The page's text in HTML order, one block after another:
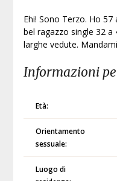
Ehi! Sono Terzo. Ho 57
bel ragazzo single 32 a
larghe vedute.
Informazioni
Età:
Orientamento
sessuale:
Luogo di